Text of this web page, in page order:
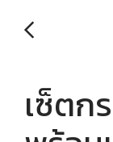
เซ็ตก